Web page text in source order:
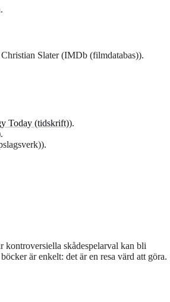
Slater (IMDb (filmdatabas)).
Today (tidskrift)).
kontroversiella skådespelarval kan bli
är enkelt: det är en resa värd att göra.